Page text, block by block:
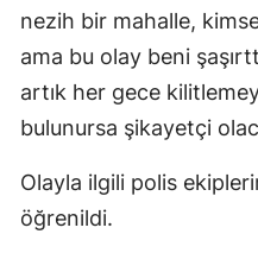
nezih bir mahalle,
ama bu olay beni
artık her gece
bulunursa şikayetçi
Olayla ilgili polis
öğrenildi.